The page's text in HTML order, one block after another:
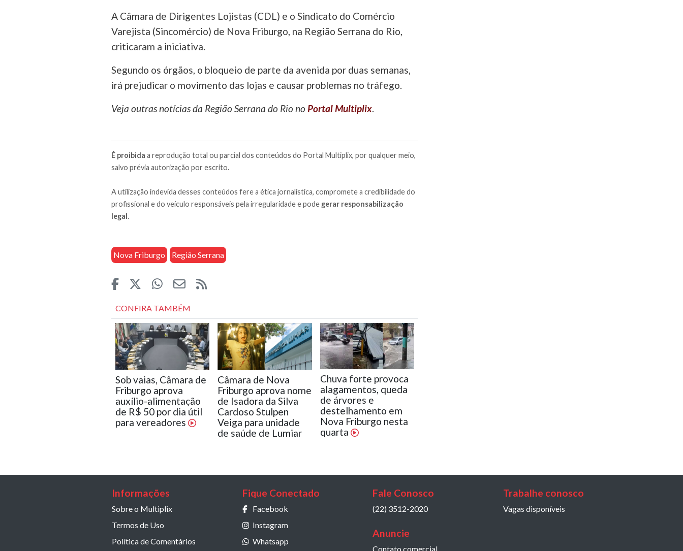
A Câmara de Dirigentes Lojistas (CDL) e o Sindicato do Comércio
Varejista (Sincomércio) de Nova Friburgo, na Região Serrana do Rio,
criticaram a iniciativa.
Segundo os órgãos, o bloqueio de parte da avenida por duas semanas,
irá prejudicar o movimento das lojas e causar problemas no tráfego.
Veja outras notícias da Região Serrana do Rio no Portal Multiplix.
É proibida a reprodução total ou parcial dos conteúdos do Portal Multiplix, por qualquer meio,
salvo prévia autorização por escrito.
A utilização indevida desses conteúdos fere a ética jornalística, compromete a credibilidade do
profissional e do veículo responsáveis pela irregularidade e pode gerar responsabilização
legal.
Nova Friburgo Região Serrana
CONFIRA TAMBÉM
Sob vaias, Câmara de
Friburgo aprova
auxílio-alimentação
de R$ 50 por dia útil
para vereadores
Câmara de Nova
Friburgo aprova nome
de Isadora da Silva
Cardoso Stulpen
Veiga para unidade
de saúde de Lumiar
Chuva forte provoca
alagamentos, queda
de árvores e
destelhamento em
Nova Friburgo nesta
quarta
Informações
Sobre o Multiplix
Termos de Uso
Política de Comentários
Fique Conectado
Facebook
Instagram
Whatsapp
Fale Conosco
(22) 3512-2020
Anuncie
Contato comercial
Trabalhe conosco
Vagas disponíveis